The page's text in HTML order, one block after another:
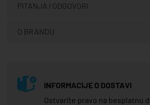
PITANJA I ODGOVORI
O BRANDU
INFORMACIJE O DOSTAVI
Ostvarite pravo na besplatnu